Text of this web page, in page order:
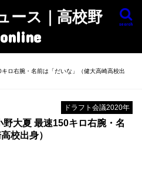
ース｜高校野
search
ロ右腕・名前は「だいな」（健大高崎高校出
ドラフト会議2020年
野大夏 最速150キロ右腕・名
校出身）